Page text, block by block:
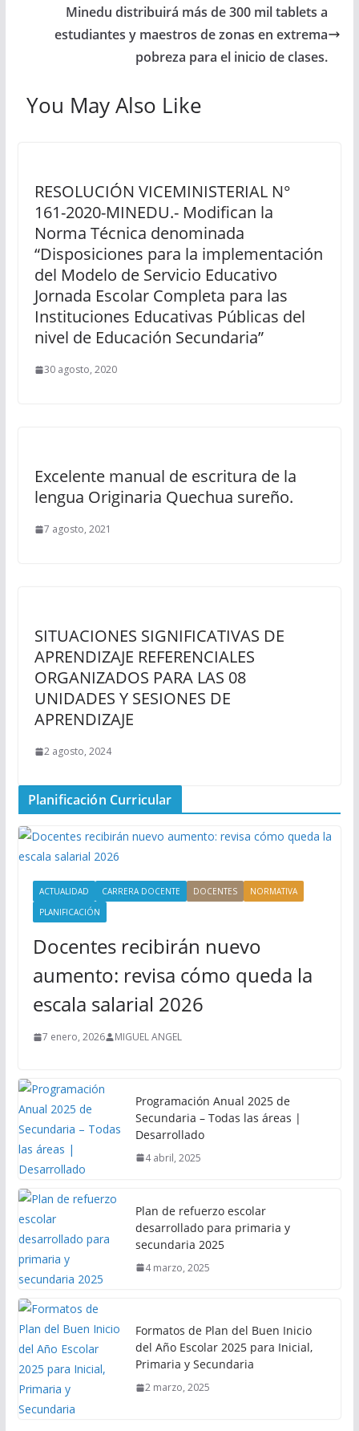
Minedu distribuirá más de 300 mil tablets a
estudiantes y maestros de zonas en extrema
pobreza para el inicio de clases.
You May Also Like
RESOLUCIÓN VICEMINISTERIAL N°
161-2020-MINEDU.- Modifican la
Norma Técnica denominada
“Disposiciones para la implementación
del Modelo de Servicio Educativo
Jornada Escolar Completa para las
Instituciones Educativas Públicas del
nivel de Educación Secundaria”
30 agosto, 2020
Excelente manual de escritura de la
lengua Originaria Quechua sureño.
7 agosto, 2021
SITUACIONES SIGNIFICATIVAS DE
APRENDIZAJE REFERENCIALES
ORGANIZADOS PARA LAS 08
UNIDADES Y SESIONES DE
APRENDIZAJE
2 agosto, 2024
Planificación Curricular
ACTUALIDAD CARRERA DOCENTE DOCENTES
NORMATIVA
PLANIFICACIÓN
Docentes recibirán nuevo
aumento: revisa cómo queda la
escala salarial 2026
7 enero, 2026 MIGUEL ANGEL
Programación Anual 2025 de
Secundaria – Todas las áreas |
Desarrollado
4 abril, 2025
Plan de refuerzo escolar
desarrollado para primaria y
secundaria 2025
4 marzo, 2025
Formatos de Plan del Buen Inicio
del Año Escolar 2025 para Inicial,
Primaria y Secundaria
2 marzo, 2025